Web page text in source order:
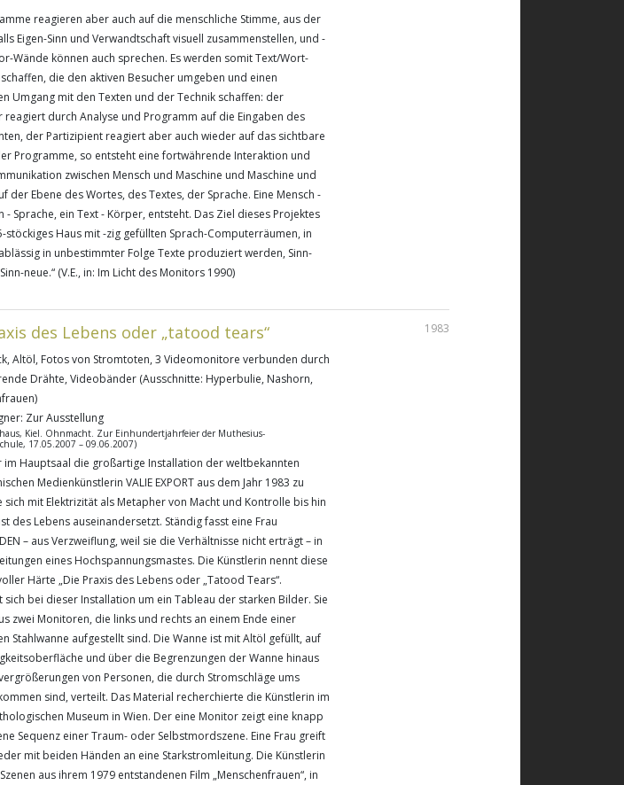
reagieren aber auch auf die menschliche Stimme, aus der
Eigen-Sinn und Verwandtschaft visuell zusammenstellen, und -
Wände können auch sprechen. Es werden somit Text/Wort-
die den aktiven Besucher umgeben und einen
Umgang mit den Texten und der Technik schaffen: der
reagiert durch Analyse und Programm auf die Eingaben des
der Partizipient reagiert aber auch wieder auf das sichtbare
Programme, so entsteht eine fortwährende Interaktion und
zwischen Mensch und Maschine und Maschine und
der Ebene des Wortes, des Textes, der Sprache. Eine Mensch -
- Sprache, ein Text - Körper, entsteht. Das Ziel dieses Projektes
stöckiges Haus mit -zig gefüllten Sprach-Computerräumen, in
in unbestimmter Folge Texte produziert werden, Sinn-
neue.“ (V.E., in: Im Licht des Monitors 1990)
des Lebens oder „tatood tears“
Altöl, Fotos von Stromtoten, 3 Videomonitore verbunden durch
Drähte, Videobänder (Ausschnitte: Hyperbulie, Nashorn,
Zur Ausstellung
Kiel. Ohnmacht. Zur Einhundertjahrfeier der Muthesius-
17.05.2007 – 09.06.2007)
im Hauptsaal die großartige Installation der weltbekannten
Medienkünstlerin VALIE EXPORT aus dem Jahr 1983 zu
sich mit Elektrizität als Metapher von Macht und Kontrolle bis hin
des Lebens auseinandersetzt. Ständig fasst eine Frau
– aus Verzweiflung, weil sie die Verhältnisse nicht erträgt – in
eines Hochspannungsmastes. Die Künstlerin nennt diese
Härte „Die Praxis des Lebens oder „Tatood Tears“.
sich bei dieser Installation um ein Tableau der starken Bilder. Sie
zwei Monitoren, die links und rechts an einem Ende einer
Stahlwanne aufgestellt sind. Die Wanne ist mit Altöl gefüllt, auf
und über die Begrenzungen der Wanne hinaus
von Personen, die durch Stromschläge ums
sind, verteilt. Das Material recherchierte die Künstlerin im
Museum in Wien. Der eine Monitor zeigt eine knapp
Sequenz einer Traum- oder Selbstmordszene. Eine Frau greift
mit beiden Händen an eine Starkstromleitung. Die Künstlerin
aus ihrem 1979 entstandenen Film „Menschenfrauen“, in
1983